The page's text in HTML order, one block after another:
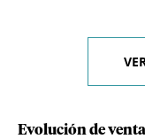
Evolución de